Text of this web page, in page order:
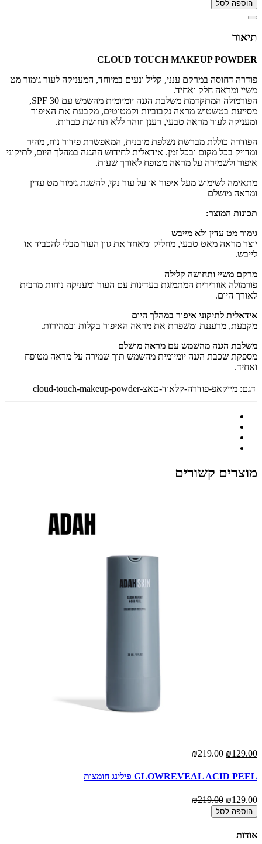
הוספה לסל
תיאור
CLOUD TOUCH MAKEUP POWDER
פודרה דחוסה במרקם ענני, קליל ונעים במיוחד, המעניקה לעור גימור מט
משיי ומראה חלק ואחיד.
הפורמולה המתקדמת משלבת הגנה יומיומית מהשמש עם SPF 30,
מסייעת בטשטוש מראה נקבוביות וקמטוטים, מקבעת את האיפור
ומעניקה לעור מראה טבעי, רענן וזוהר ללא תחושת כבדות.
הפודרה כוללת מברשת נשלפת מובנית, המאפשרת פידור נוח, מהיר
ומדויק בכל מקום ובכל זמן. אידאלית לחידוש ההגנה במהלך היום, לתיקוני
איפור ולשמירה על מראה מטופח לאורך שעות.
מתאימה לשימוש מעל איפור או על עור נקי, להשגת גימור מט עדין
ומראה מושלם
תכונות המוצר:
גימור מט עדין ולא מייבש
יוצר מראה מאט טבעי, מחליק ומאחד את גוון העור מבלי להכביד או
לייבש.
מרקם משיי ותחושה קלילה
פורמולה אוורירית המתמזגת בעדינות עם העור ומעניקה נוחות מרבית
לאורך היום.
אידאלית לתיקוני איפור במהלך היום
מקבעת, מרעננת ומשפרת את מראה האיפור בקלות ובמהירות.
משלבת הגנה מהשמש עם מראה מושלם
מספקת שכבת הגנה יומיומית מהשמש תוך שמירה על מראה מטופח
ואחיד.
דגם: מייקאפ-פודרה-קלאוד-טאצ-cloud-touch-makeup-powder
מוצרים קשורים
₪129.00
₪219.00
GLOWREVEAL ACID PEEL פילינג חומצות
₪129.00
₪219.00
הוספה לסל
אודות